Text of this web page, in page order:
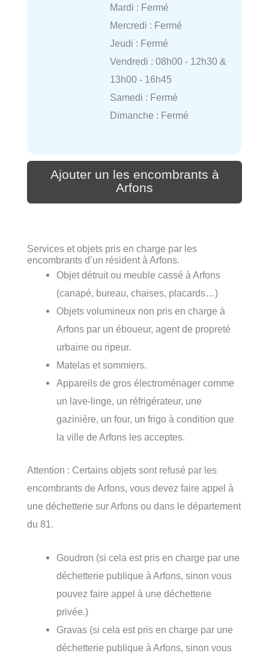
Mardi : Fermé
Mercredi : Fermé
Jeudi : Fermé
Vendredi : 08h00 - 12h30 &
13h00 - 16h45
Samedi : Fermé
Dimanche : Fermé
Ajouter un les encombrants à
Arfons
Services et objets pris en charge par les
encombrants d’un résident à Arfons.
Objet détruit ou meuble cassé à Arfons
(canapé, bureau, chaises, placards…)
Objets volumineux non pris en charge à
Arfons par un éboueur, agent de propreté
urbaine ou ripeur.
Matelas et sommiers.
Appareils de gros électroménager comme
un lave-linge, un réfrigérateur, une
gazinière, un four, un frigo à condition que
la ville de Arfons les acceptes.
Attention : Certains objets sont refusé par les
encombrants de Arfons, vous devez faire appel à
une déchetterie sur Arfons ou dans le département
du 81.
Goudron (si cela est pris en charge par une
déchetterie publique à Arfons, sinon vous
pouvez faire appel à une déchetterie
privée.)
Gravas (si cela est pris en charge par une
déchetterie publique à Arfons, sinon vous